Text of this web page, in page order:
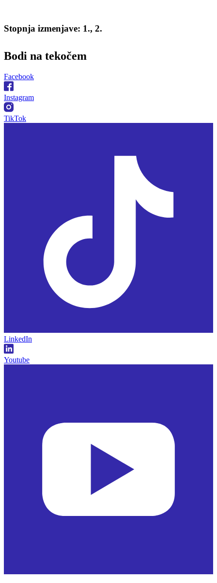
Stopnja izmenjave: 1., 2.
Bodi na tekočem
Facebook
Instagram
TikTok
LinkedIn
Youtube